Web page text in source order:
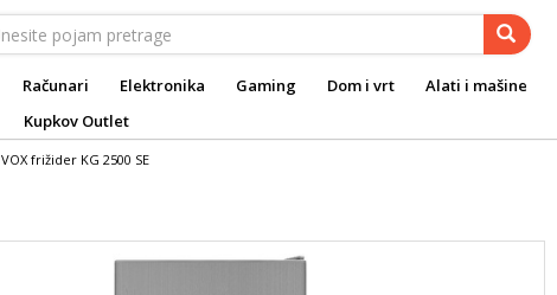
Računari Elektronika Gaming Dom i vrt Alati i mašine
Kupkov Outlet
VOX frižider KG 2500 SE